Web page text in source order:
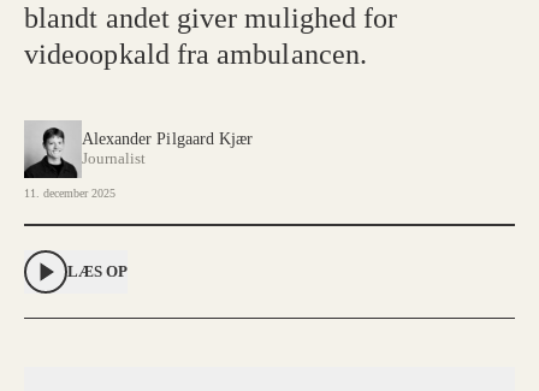
blandt andet giver mulighed for
videoopkald fra ambulancen.
Alexander Pilgaard Kjær
Journalist
11. december 2025
LÆS OP